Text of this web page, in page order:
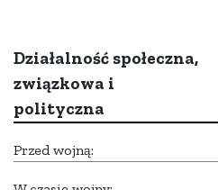
Działalność społeczna,
związkowa i
polityczna
Przed wojną: